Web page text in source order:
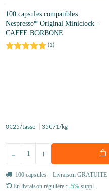
100 capsules compatibles
Nespresso* Original Miniciock -
CAFFE BORBONE
(1)
0€25/tasse 35€71 /kg
+
-
100 capsules = Livraison GRATUITE
En livraison régulière : -5% suppl.